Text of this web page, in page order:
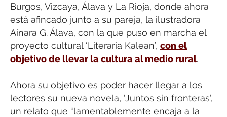
Burgos, Vizcaya, Álava y La Rioja, donde ahora
está afincado junto a su pareja, la ilustradora
Ainara G. Álava, con la que puso en marcha el
proyecto cultural ‘Literaria Kalean’, con el
objetivo de llevar la cultura al medio rural.
Ahora su objetivo es poder hacer llegar a los
lectores su nueva novela, ‘Juntos sin fronteras’,
un relato que “lamentablemente encaja a la